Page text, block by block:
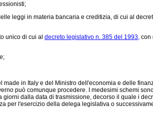
leggi in materia bancaria e creditizia, di cui al
unico di cui al decreto legislativo n. 385 del 1993, con
in Italy e del Ministro dell'economia e delle
può comunque procedere. I medesimi schemi
dalla data di trasmissione, decorso il quale i
l'esercizio della delega legislativa o